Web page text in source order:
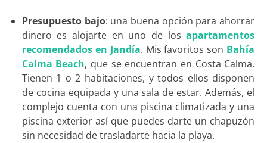
Presupuesto bajo: una buena opción para ahorrar
dinero es alojarte en uno de losapartamentos
recomendados en Jandía. Mis favoritos son Bahía
Calma Beach, que se encuentran en Costa Calma.
Tienen 1 o 2 habitaciones, y todos ellos disponen
de cocina equipada y una sala de estar. Además, el
complejo cuenta con una piscina climatizada y una
piscina exterior así que puedes darte un chapuzón
sin necesidad de trasladarte hacia la playa.